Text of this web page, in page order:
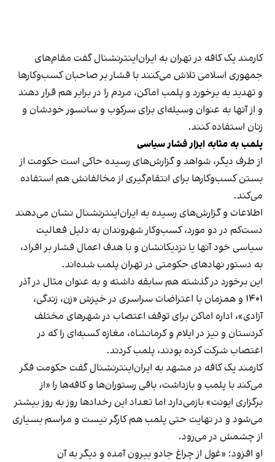
کارمند یک کافه در تهران به ایران‌اینترنشنال گفت مقام‌های
جمهوری اسلامی تلاش می‌کنند با فشار بر صاحبان کسب‌وکارها
و تهدید به برخورد و پلمب اماکن، مردم را در برابر هم قرار دهند
و از آنها به عنوان وسیله‌ای برای سرکوب و سانسور خودشان و
زنان استفاده کنند.
پلمب به مثابه ابزار فشار سیاسی
از طرف دیگر، شواهد و گزارش‌های رسیده حاکی است حکومت از
بستن کسب‌وکارها برای انتقام‌گیری از مخالفانش هم استفاده
می‌کند.
اطلاعات و گزارش‌های رسیده به ایران‌اینترنشنال نشان می‌دهند
دست‌کم در دو مورد، کسب‌وکار شهروندان به دلیل فعالیت
سیاسی خود آنها یا نزدیکانشان و با هدف اعمال فشار بر افراد،
به دستور نهادهای حکومتی در تهران پلمب شده‌اند.
این برخورد در گذشته هم سابقه داشته و به عنوان مثال در آذر
۱۴۰۱ و همزمان با اعتراضات سراسری در خیزش «زن، زندگی،
آزادی»، اداره اماکن برای توقف اعتصاب در شهرهای مختلف
کردستان و نیز در ایلام و کرمانشاه، مغازه کسبه‌ای را که در
اعتصاب شرکت کرده بودند، پلمب کردند.
کارمند یک کافه در مشهد به ایران‌اینترنشنال گفت حکومت فکر
می‌کند با پلمب و بازداشت، باقی رستوران‌ها و کافه‌ها را «از
برگزاری ایونت» بازمی‌دارد اما تعداد این رخدادها روز به روز بیشتر
می‌شود و در نهایت حتی پلمب هم کارگر نیست و مراسم بسیاری
از چشمش در می‌رود.
او افزود: «غول از چراغ جادو بیرون آمده و دیگر به آن